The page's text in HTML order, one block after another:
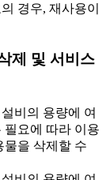
경우, 재사용이
제 및 서비스
비의 용량에 여
필요에 따라 이용
물을 삭제할 수